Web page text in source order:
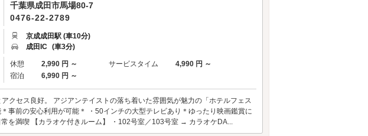
千葉県成田市馬場80-7
0476-22-2789
京成成田駅 (車10分)
成田IC (車3分)
休憩 2,990 円 ～ サービスタイム
4,990 円 ～
宿泊
6,990 円 ～
クセス良好。 アジアンテイストの落ち着いた雰囲気が魅力の「ホテルフェス
事前の安心利用が可能＊ ・50インチの大型テレビあり＊ゆったり映画鑑賞に
を満喫 【カラオケ付きルーム】 ・102号室／103号室 → カラオケDA...